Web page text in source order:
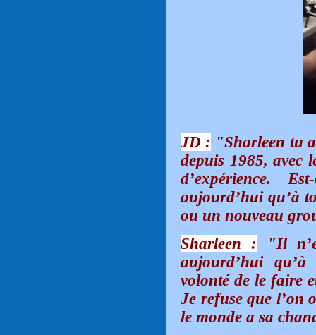
JD : "Sharleen tu
depuis 1985, avec
d’expérience.
aujourd’hui qu’à
ou un nouveau
Sharleen : "Il
aujourd’hui
volonté de le faire
Je refuse que l’on
le monde a sa